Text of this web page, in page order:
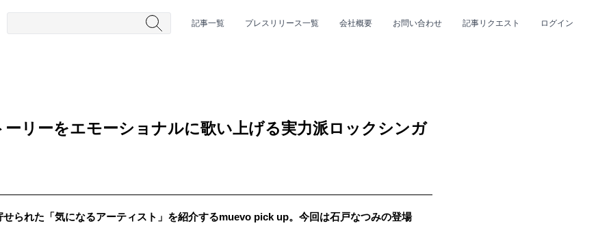
記事一覧 プレスリリース一覧 会社概要 お問い合わせ 記事リクエスト ログイン
#HR/HM #女性シンガー #ヒップホップ #男性シンガーグループ #R&B/ソウル
リーをエモーショナルに歌い上げる実力派ロックシンガ
られた「気になるアーティスト」を紹介するmuevo pick up。今回は石戸なつみの登場